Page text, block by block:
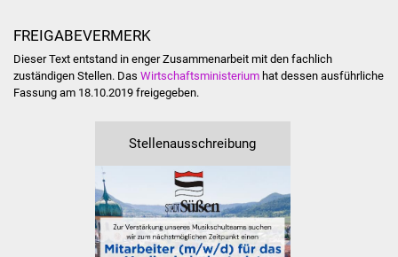
Stadtfest
Einrichtungen
Stadtbücherei
FREIGABEVERMERK
Dieser Text entstand in enger Zusammenarbeit mit den fachlich
zuständigen Stellen. Das Wirtschaftsministeriumhat dessen ausführliche
Fassung am 18.10.2019 freigegeben.
Stellenausschreibung